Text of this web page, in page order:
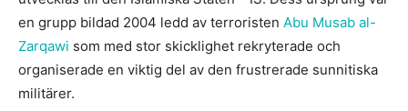
en grupp bildad 2004 ledd av terroristen Abu Musab al-
Zarqawi som med stor skicklighet rekryterade och
organiserade en viktig del av den frustrerade sunnitiska
militärer.